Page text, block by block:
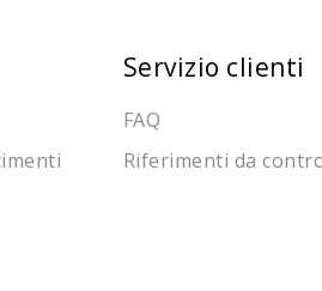
Servizio clienti
FAQ
Riferimenti da